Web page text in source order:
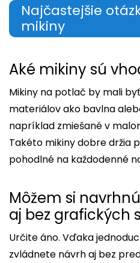
Najčastejšie
mikiny
Aké mikiny sú
Mikiny na potlač by mali
materiálov ako bavlna
napríklad zmiešané v
Takéto mikiny dobre držia
pohodlné na každodenné
Môžem si
aj bez grafických
Určite áno. Vďaka
zvládnete návrh aj bez